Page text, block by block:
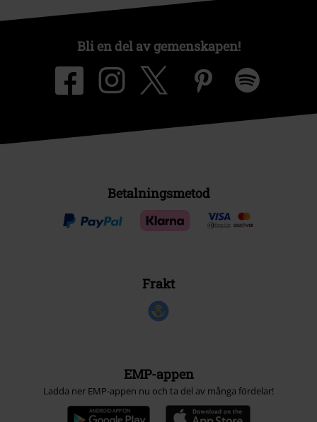
Bli en del av gemenskapen!
Betalningsmetod
Frakt
EMP-appen
Ladda ner EMP-appen nu och ta del av många fördelar!